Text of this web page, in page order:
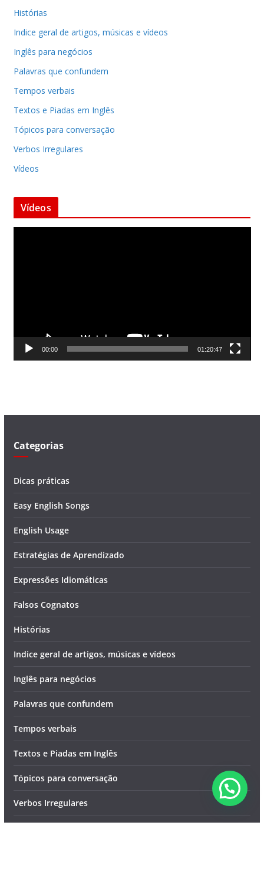
Histórias
Indice geral de artigos, músicas e vídeos
Inglês para negócios
Palavras que confundem
Tempos verbais
Textos e Piadas em Inglês
Tópicos para conversação
Verbos Irregulares
Vídeos
Vídeos
d
00:00 01:20:47
Categorias
Dicas práticas
Easy English Songs
English Usage
Estratégias de Aprendizado
Expressões Idiomáticas
Falsos Cognatos
Histórias
Indice geral de artigos, músicas e vídeos
Inglês para negócios
Palavras que confundem
Tempos verbais
Textos e Piadas em Inglês
Tópicos para conversação
Verbos Irregulares